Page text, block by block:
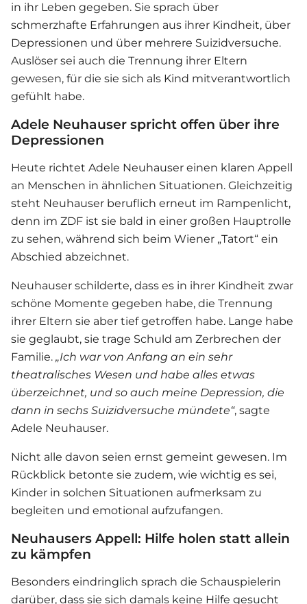
in ihr Leben gegeben. Sie sprach über
schmerzhafte Erfahrungen aus ihrer Kindheit, über
Depressionen und über mehrere Suizidversuche.
Auslöser sei auch die Trennung ihrer Eltern
gewesen, für die sie sich als Kind mitverantwortlich
gefühlt habe.
Adele Neuhauser spricht offen über ihre
Depressionen
Heute richtet Adele Neuhauser einen klaren Appell
an Menschen in ähnlichen Situationen. Gleichzeitig
steht Neuhauser beruflich erneut im Rampenlicht,
denn im ZDF ist sie bald in einer großen Hauptrolle
zu sehen, während sich beim Wiener „Tatort“ ein
Abschied abzeichnet.
Neuhauser schilderte, dass es in ihrer Kindheit zwar
schöne Momente gegeben habe, die Trennung
ihrer Eltern sie aber tief getroffen habe. Lange habe
sie geglaubt, sie trage Schuld am Zerbrechen der
Familie. „Ich war von Anfang an ein sehr
theatralisches Wesen und habe alles etwas
überzeichnet, und so auch meine Depression, die
dann in sechs Suizidversuche mündete“, sagte
Adele Neuhauser.
Nicht alle davon seien ernst gemeint gewesen. Im
Rückblick betonte sie zudem, wie wichtig es sei,
Kinder in solchen Situationen aufmerksam zu
begleiten und emotional aufzufangen.
Neuhausers Appell: Hilfe holen statt allein
zu kämpfen
Besonders eindringlich sprach die Schauspielerin
darüber, dass sie sich damals keine Hilfe gesucht